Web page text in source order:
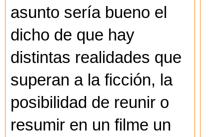
asunto sería bueno el
dicho de que hay
distintas realidades que
superan a la ficción, la
posibilidad de reunir o
resumir en un filme un